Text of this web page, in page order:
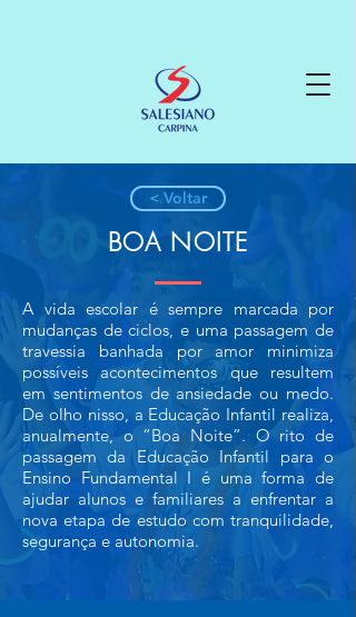
< Voltar
BOA NOITE
A vida escolar é sempre marcada por
mudanças de ciclos, e uma passagem de
travessia banhada por amor minimiza
possíveis acontecimentos que resultem
em sentimentos de ansiedade ou medo.
De olho nisso, a Educação Infantil realiza,
anualmente, o “Boa Noite”. O rito de
passagem da Educação Infantil para o
Ensino Fundamental I é uma forma de
ajudar alunos e familiares a enfrentar a
nova etapa de estudo com tranquilidade,
segurança e autonomia.